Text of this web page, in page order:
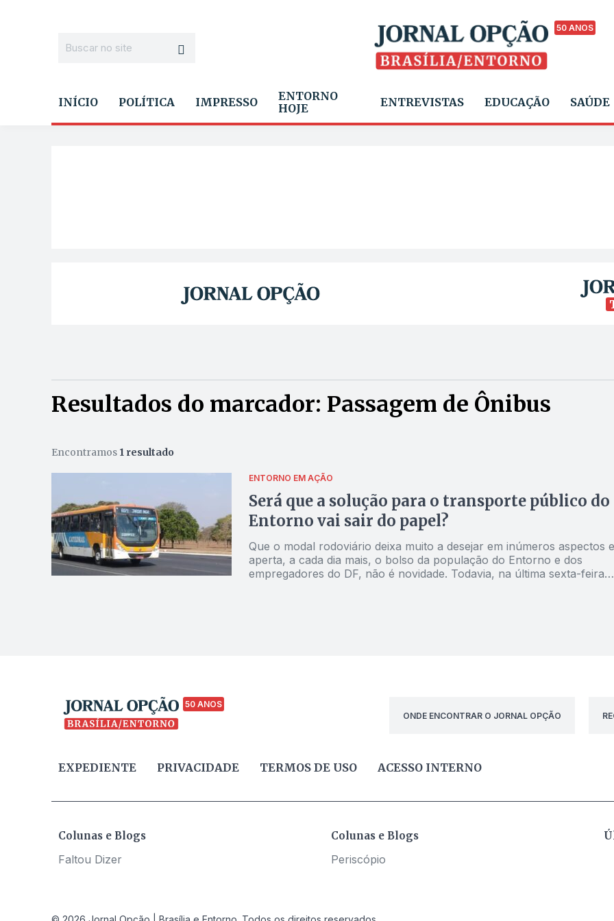
50 ANOS
INÍCIO POLÍTICA IMPRESSO
ENTORNO
HOJE
ENTREVISTAS EDUCAÇÃO SAÚDE
Resultados do marcador: Passagem de Ônibus
Encontramos 1 resultado
ENTORNO EM AÇÃO
Será que a solução para o transporte público do
Entorno vai sair do papel?
Que o modal rodoviário deixa muito a desejar em inúmeros aspectos e
aperta, a cada dia mais, o bolso da população do Entorno e dos
empregadores do DF, não é novidade. Todavia, na última sexta-feira
50 ANOS
ONDE ENCONTRAR O JORNAL OPÇÃO
EXPEDIENTE PRIVACIDADE TERMOS DE USO ACESSO INTERNO
Colunas e Blogs
Faltou Dizer
Colunas e Blogs
Periscópio